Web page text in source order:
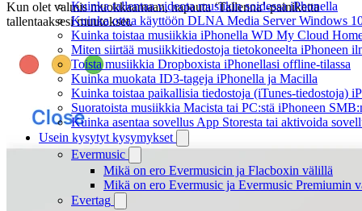
Kuinka tallentaa videota musiikin soidessa iPhonella
Kuinka ottaa käyttöön DLNA Media Server Windows
Kuinka toistaa musiikkia iPhonella WD My Cloud
Miten siirtää musiikkitiedostoja tietokoneelta iPhoneen
Toista musiikkia Dropboxista iPhonellasi offline-tilassa
Kuinka muokata ID3-tageja iPhonella ja Macilla
Kuinka toistaa paikallisia tiedostoja (iTunes-tiedostoja)
Suoratoista musiikkia Macista tai PC:stä iPhoneen
Kuinka asentaa sovellus App Storesta tai aktivoida
Usein kysytyt kysymykset
Evermusic
Mikä on ero Evermusicin ja Flacboxin välillä
Mikä on ero Evermusic ja Evermusic Premiumin
Evertag
Kun olet valmis muokkaamaan, napauta ‘Tallenna’-painiketta
tallentaaksesi muutokset.